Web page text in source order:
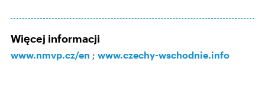
Więcej informacji
www.nmvp.cz/en ; www.czechy-wschodnie.info